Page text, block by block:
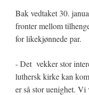
Bak vedtaket 30.
fronter mellom
for likekjønnede par.
- Det vekker stor
luthersk kirke kan
er så stor uenighet.